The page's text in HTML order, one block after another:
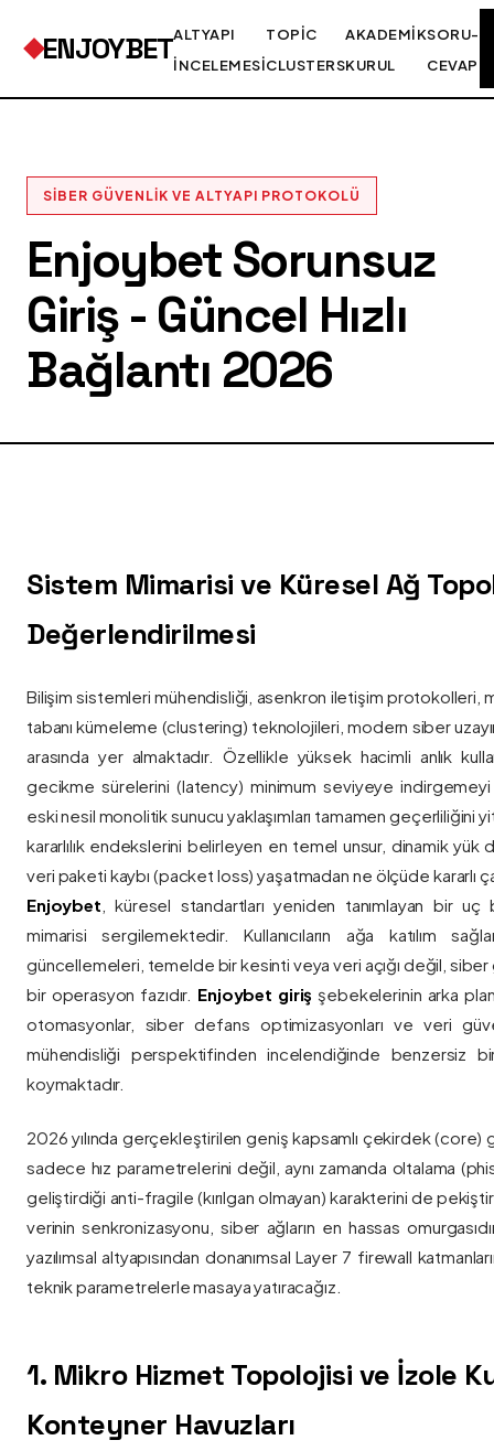
ENJOYBETALTYAPI
İNCELEMESI
TOPIC
CLUSTERS
AKADEMIK
KURUL
SORU-
CEVAP
SIBER GÜVENLIK VE ALTYAPI PROTOKOLÜ
Enjoybet Sorunsuz
Giriş - Güncel Hızlı
Bağlantı 2026
Sistem Mimarisi ve Küresel Ağ
Değerlendirilmesi
Bilişim sistemleri mühendisliği, asenkron iletişim protokolleri,
tabanı kümeleme (clustering) teknolojileri, modern siber
arasında yer almaktadır. Özellikle yüksek hacimli anlık
gecikme sürelerini (latency) minimum seviyeye
eski nesil monolitik sunucu yaklaşımları tamamen geçerliliğini
kararlılık endekslerini belirleyen en temel unsur, dinamik yük
veri paketi kaybı (packet loss) yaşatmadan ne ölçüde kararlı
Enjoybet , küresel standartları yeniden tanımlayan bir
mimarisi sergilemektedir. Kullanıcıların ağa katılım
güncellemeleri, temelde bir kesinti veya veri açığı değil, siber
bir operasyon fazıdır. Enjoybet giriş şebekelerinin arka
otomasyonlar, siber defans optimizasyonları ve veri
mühendisliği perspektifinden incelendiğinde benzersiz
koymaktadır.
2026 yılında gerçekleştirilen geniş kapsamlı çekirdek
sadece hız parametrelerini değil, aynı zamanda oltalama
geliştirdiği anti-fragile (kırılgan olmayan) karakterini de
verinin senkronizasyonu, siber ağların en hassas
yazılımsal altyapısından donanımsal Layer 7 firewall
teknik parametrelerle masaya yatıracağız.
1. Mikro Hizmet Topolojisi ve İzole
Konteyner Havuzları